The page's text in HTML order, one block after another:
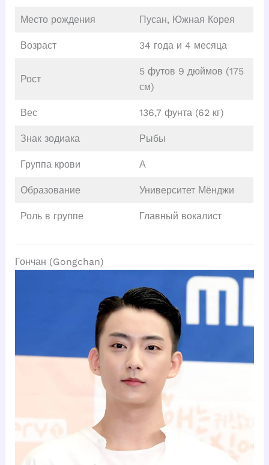
Место рождения Пусан, Южная Корея
Возраст 34 года и 4 месяца
Рост
5 футов 9 дюймов (175
см)
Вес 136,7 фунта (62 кг)
Знак зодиака Рыбы
Группа крови А
Образование Университет Мёнджи
Роль в группе Главный вокалист
Гончан (Gongchan)